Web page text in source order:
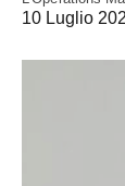
10 Luglio